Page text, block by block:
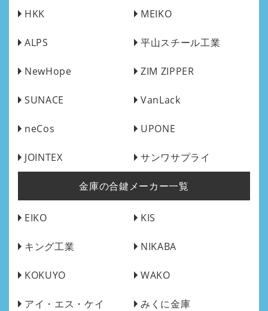
HKK MEIKO
ALPS 平山スチール工業
NewHope ZIM ZIPPER
SUNACE VanLack
neCos UPONE
JOINTEX サンワサプライ
金庫の合鍵メーカー一覧
EIKO KIS
キング工業 NIKABA
KOKUYO WAKO
アイ・エス・ケイ みくに金庫